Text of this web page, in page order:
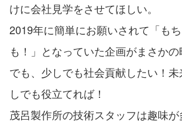
けに会社見学をさせてほしい。
2019年に簡単にお願いされて「も
も！」となっていた企画がまさかの
でも、少しでも社会貢献したい！
しでも役立てれば！
茂呂製作所の技術スタッフは趣味が